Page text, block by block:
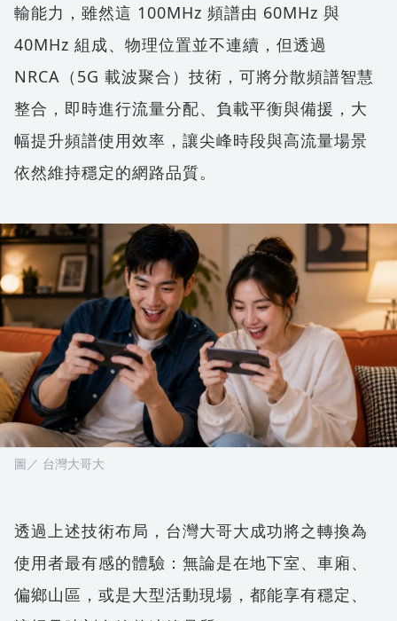
輸能力，雖然這 100MHz 頻譜由 60MHz 與
40MHz 組成、物理位置並不連續，但透過
NRCA（5G 載波聚合）技術，可將分散頻譜智慧
整合，即時進行流量分配、負載平衡與備援，大
幅提升頻譜使用效率，讓尖峰時段與高流量場景
依然維持穩定的網路品質。
圖／ 台灣大哥大
透過上述技術布局，台灣大哥大成功將之轉換為
使用者最有感的體驗：無論是在地下室、車廂、
偏鄉山區，或是大型活動現場，都能享有穩定、